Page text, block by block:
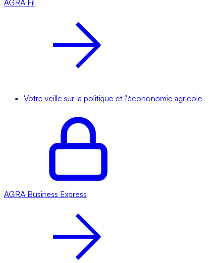
AGRA Fil
Votre veille sur la politique et l'écononomie agricole
AGRA Business Express